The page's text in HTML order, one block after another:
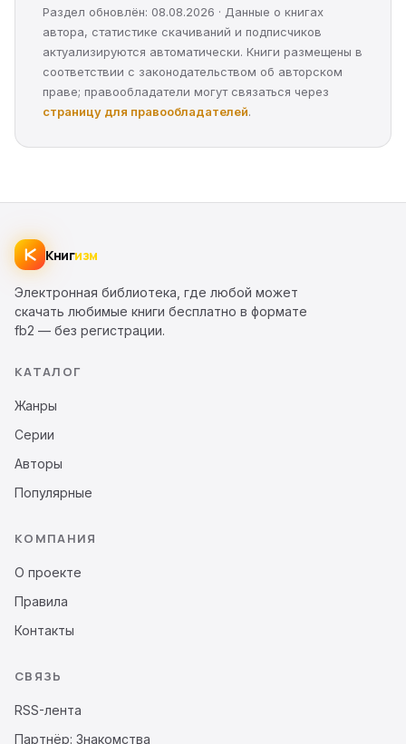
Раздел обновлён: 08.08.2026 · Данные о книгах
автора, статистике скачиваний и подписчиков
актуализируются автоматически. Книги размещены в
соответствии с законодательством об авторском
праве; правообладатели могут связаться через
страницу для правообладателей.
Книгизм
Электронная библиотека, где любой может
скачать любимые книги бесплатно в формате
fb2 — без регистрации.
КАТАЛОГ
Жанры
Серии
Авторы
Популярные
КОМПАНИЯ
О проекте
Правила
Контакты
СВЯЗЬ
RSS-лента
Партнёр: Знакомства